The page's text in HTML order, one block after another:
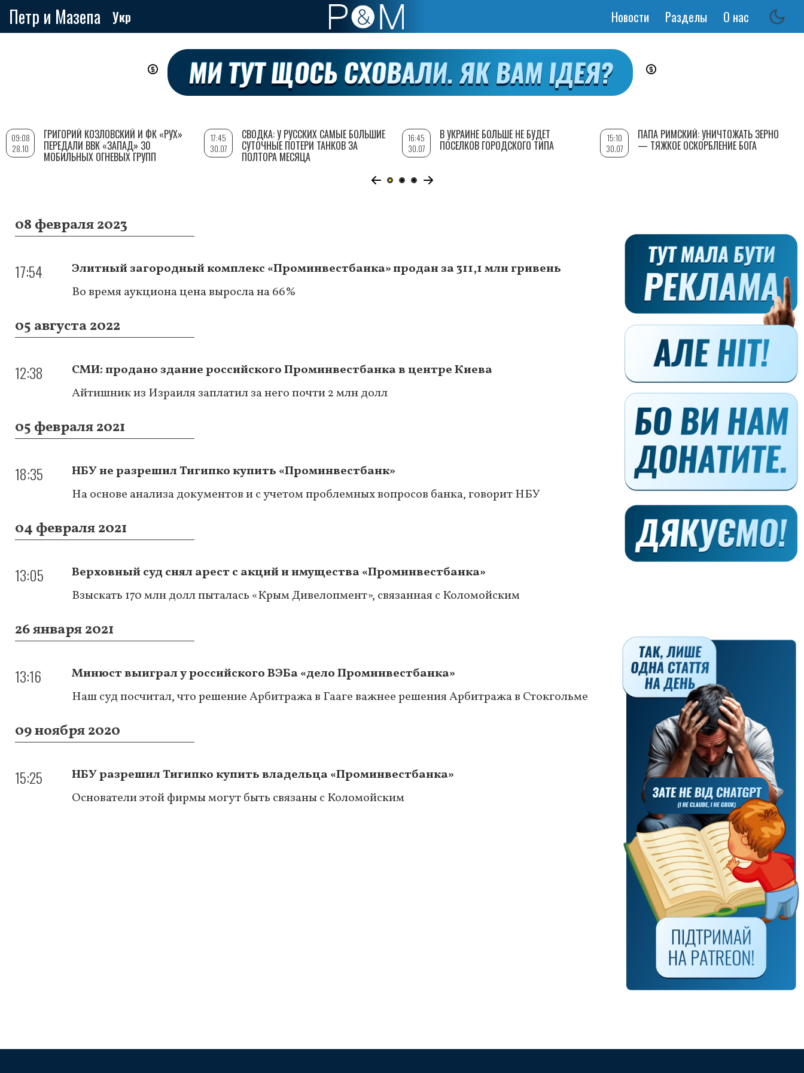
Петр и Мазепа Укр
Основная
Новости Разделы О нас
08 февраля 2023
17:54
Элитный загородный комплекс «Проминвестбанка» продан за 311,1 млн гривень
Во время аукциона цена выросла на 66%
05 августа 2022
12:38
СМИ: продано здание российского Проминвестбанка в центре Киева
Айтишник из Израиля заплатил за него почти 2 млн долл
05 февраля 2021
18:35
НБУ не разрешил Тигипко купить «Проминвестбанк»
На основе анализа документов и с учетом проблемных вопросов банка, говорит НБУ
04 февраля 2021
13:05
Верховный суд снял арест с акций и имущества «Проминвестбанка»
Взыскать 170 млн долл пыталась «Крым Дивелопмент», связанная с Коломойским
26 января 2021
13:16
Минюст выиграл у российского ВЭБа «дело Проминвестбанка»
Наш суд посчитал, что решение Арбитража в Гааге важнее решения Арбитража в Стокгольме
09 ноября 2020
15:25
НБУ разрешил Тигипко купить владельца «Проминвестбанка»
Основатели этой фирмы могут быть связаны с Коломойским
09:08
28.10
ГРИГОРИЙ КОЗЛОВСКИЙ И ФК «РУХ»
ПЕРЕДАЛИ ВВК «ЗАПАД» 30
МОБИЛЬНЫХ ОГНЕВЫХ ГРУПП
17:45
30.07
СВОДКА: У РУССКИХ САМЫЕ БОЛЬШИЕ
СУТОЧНЫЕ ПОТЕРИ ТАНКОВ ЗА
ПОЛТОРА МЕСЯЦА
16:45
30.07
В УКРАИНЕ БОЛЬШЕ НЕ БУДЕТ
ПОСЕЛКОВ ГОРОДСКОГО ТИПА
15:10
30.07
ПАПА РИМСКИЙ: УНИЧТОЖАТЬ ЗЕРНО
— ТЯЖКОЕ ОСКОРБЛЕНИЕ БОГА